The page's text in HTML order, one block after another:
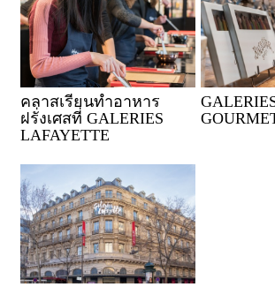
คลาสเรียนทำอาหาร
ฝรั่งเศสที่ GALERIES
LAFAYETTE
GALERIES LAFAYETTE